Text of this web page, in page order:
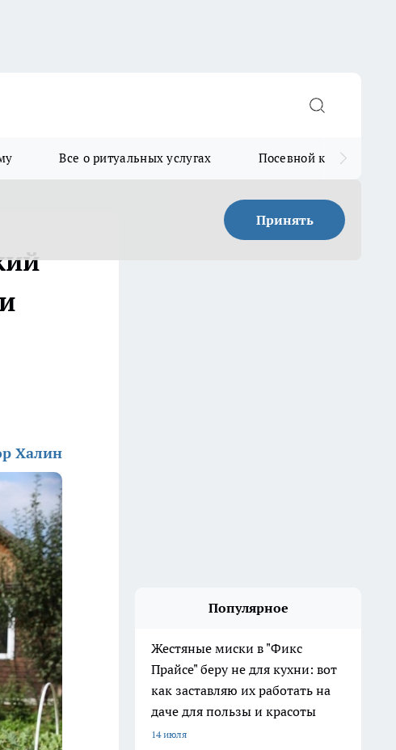
Все о ритуальных услугах Посевной календарь
Принять
Халин
Популярное
Жестяные миски в "Фикс
Прайсе" беру не для кухни: вот
как заставляю их работать на
даче для пользы и красоты
14 июля